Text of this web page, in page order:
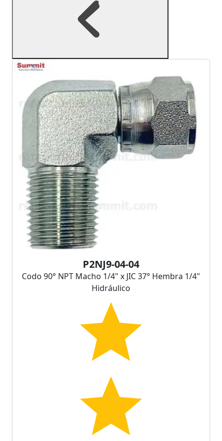
P2NJ9-04-04
Codo 90° NPT Macho 1/4" x JIC 37° Hembra 1/4"
Hidráulico